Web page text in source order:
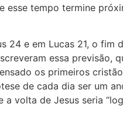
esse tempo termine
24 e em Lucas 21, o
essa
os primeiros
de cada dia ser um
volta de Jesus seria